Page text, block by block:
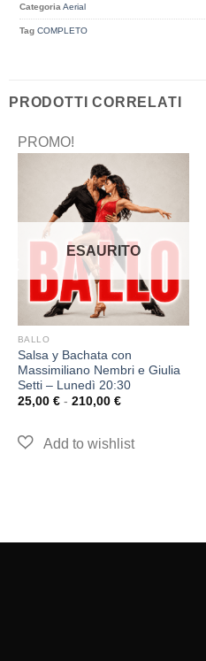
Categoria Aerial
Tag COMPLETO
PRODOTTI CORRELATI
PROMO!
ESAURITO
BALLO
Salsa y Bachata con
Massimiliano Nembri e Giulia
Setti – Lunedì 20:30
25,00 € - 210,00 €